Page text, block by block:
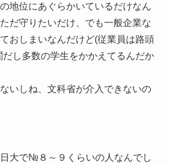
地位にあぐらかいているだけなん
だ守りたいだけ、でも一般企業な
おしまいなんだけど(従業員は路頭
し多数の学生をかかえてるんだか
いしね、文科省が介入できないの
大で№８～９くらいの人なんでし